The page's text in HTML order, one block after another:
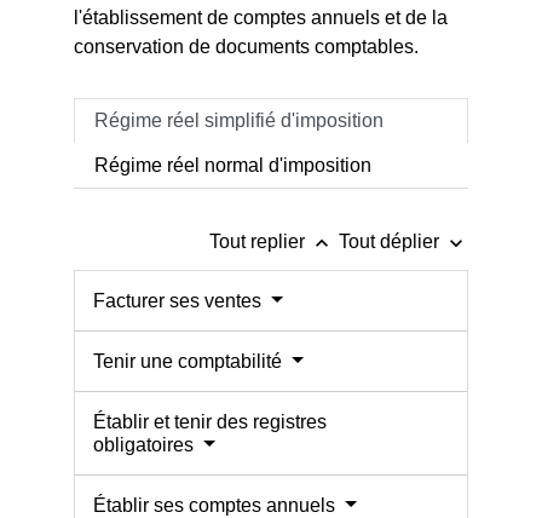
l'établissement de comptes annuels et de la
conservation de documents comptables.
Régime réel simplifié d'imposition
Régime réel normal d'imposition
Tout replier keyboard_arrow_up Tout déplier keyboard_arrow_down
Facturer ses ventes
Tenir une comptabilité
Établir et tenir des registres
obligatoires
Établir ses comptes annuels